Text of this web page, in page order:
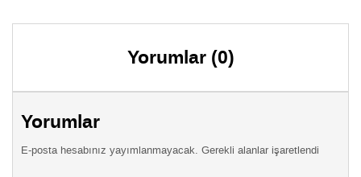
Yorumlar (0)
Yorumlar
E-posta hesabınız yayımlanmayacak. Gerekli alanlar işaretlendi